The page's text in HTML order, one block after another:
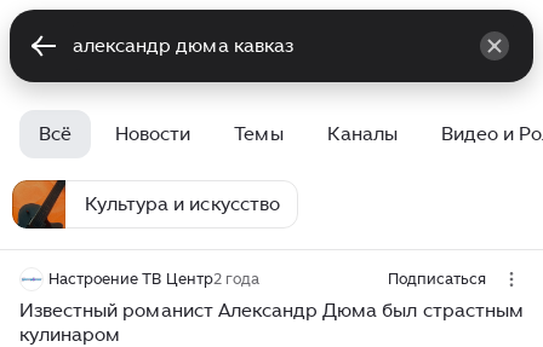
Всё Новости Темы Каналы Видео и
Культура и искусство
Настроение ТВ Центр2 года Подписаться
Известный романист Александр Дюма был страстным
кулинаром